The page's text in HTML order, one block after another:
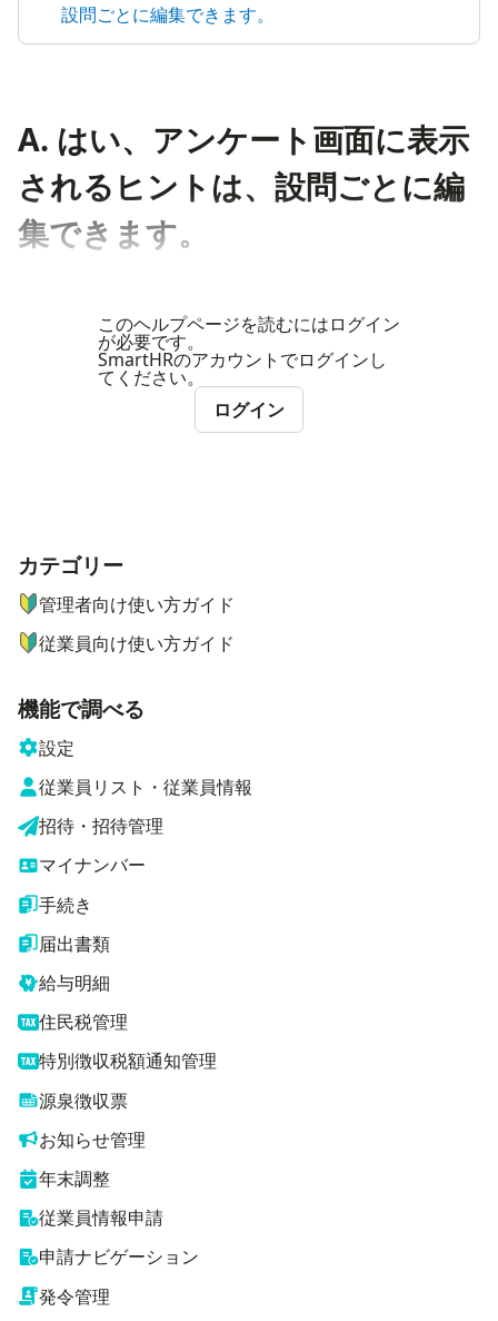
設問ごとに編集できます。
A. はい、アンケート画面に表示
されるヒントは、設問ごとに編
集できます。
このヘルプページを読むにはログイン
が必要です。
SmartHRのアカウントでログインし
てください。
ログイン
ナビゲーションメニュー
カテゴリー
管理者向け使い方ガイド
従業員向け使い方ガイド
機能で調べる
設定
従業員リスト・従業員情報
招待・招待管理
マイナンバー
手続き
届出書類
給与明細
住民税管理
特別徴収税額通知管理
源泉徴収票
お知らせ管理
年末調整
従業員情報申請
申請ナビゲーション
発令管理